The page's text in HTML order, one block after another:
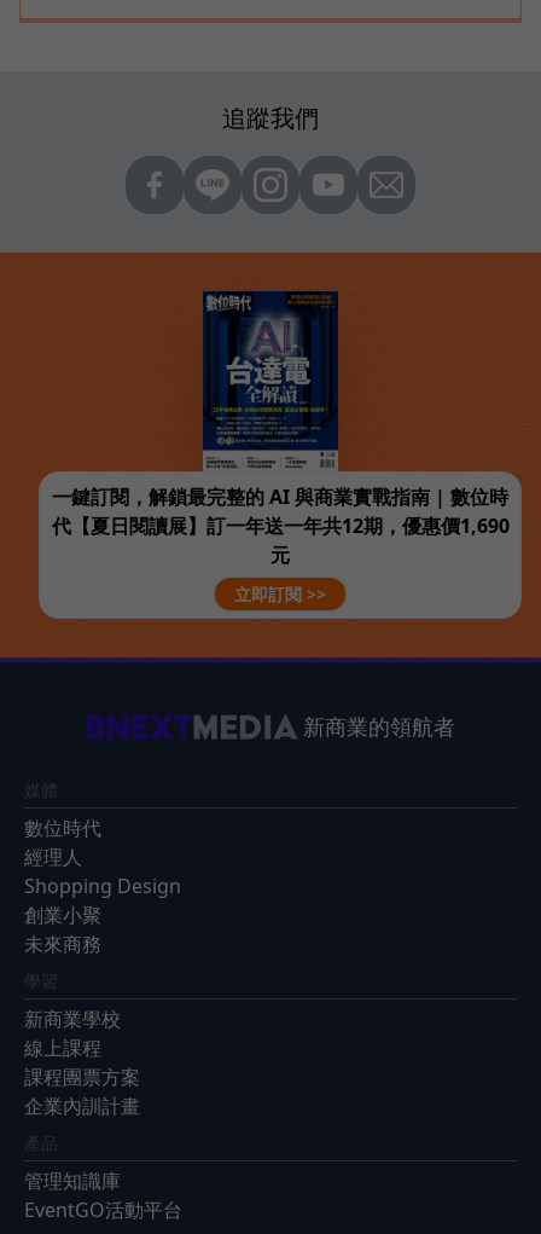
追蹤我們
一鍵訂閱，解鎖最完整的 AI 與商業實戰指南 | 數位時
代【夏日閱讀展】訂一年送一年共12期，優惠價1,690
元
立即訂閱 >>
新商業的領航者
媒體
數位時代
經理人
Shopping Design
創業小聚
未來商務
學習
新商業學校
線上課程
課程團票方案
企業內訓計畫
產品
管理知識庫
EventGO活動平台